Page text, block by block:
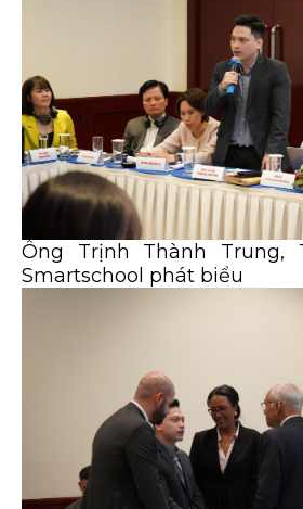
Ông Trịnh Thành Trung,
Smartschool phát biểu